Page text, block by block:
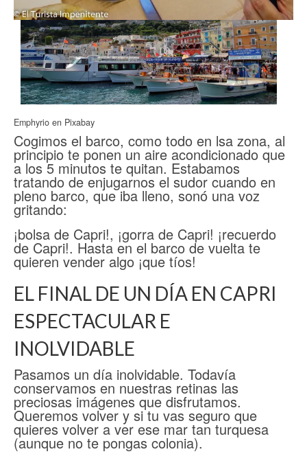
Emphyrio en Pixabay
Cogimos el barco, como todo en lsa zona, al
principio te ponen un aire acondicionado que
a los 5 minutos te quitan. Estabamos
tratando de enjugarnos el sudor cuando en
pleno barco, que iba lleno, sonó una voz
gritando:
¡bolsa de Capri!, ¡gorra de Capri! ¡recuerdo
de Capri!. Hasta en el barco de vuelta te
quieren vender algo ¡que tíos!
EL FINAL DE UN DÍA EN CAPRI
ESPECTACULAR E
INOLVIDABLE
Pasamos un día inolvidable. Todavía
conservamos en nuestras retinas las
preciosas imágenes que disfrutamos.
Queremos volver y si tu vas seguro que
quieres volver a ver ese mar tan turquesa
(aunque no te pongas colonia).